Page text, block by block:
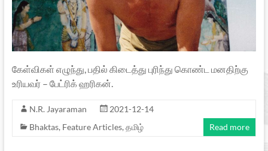
கேள்விகள் எழுந்து, பதில் கிடைத்து புரிந்து கொண்ட மனதிற்கு
உரியவர் – பேட்ரிக் ஹரிகன்.
N.R. Jayaraman
2021-12-14
Bhaktas, Feature Articles,தமிழ் Read more